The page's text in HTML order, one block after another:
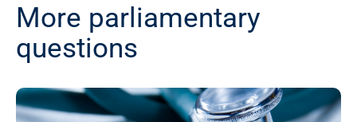
More parliamentary
questions